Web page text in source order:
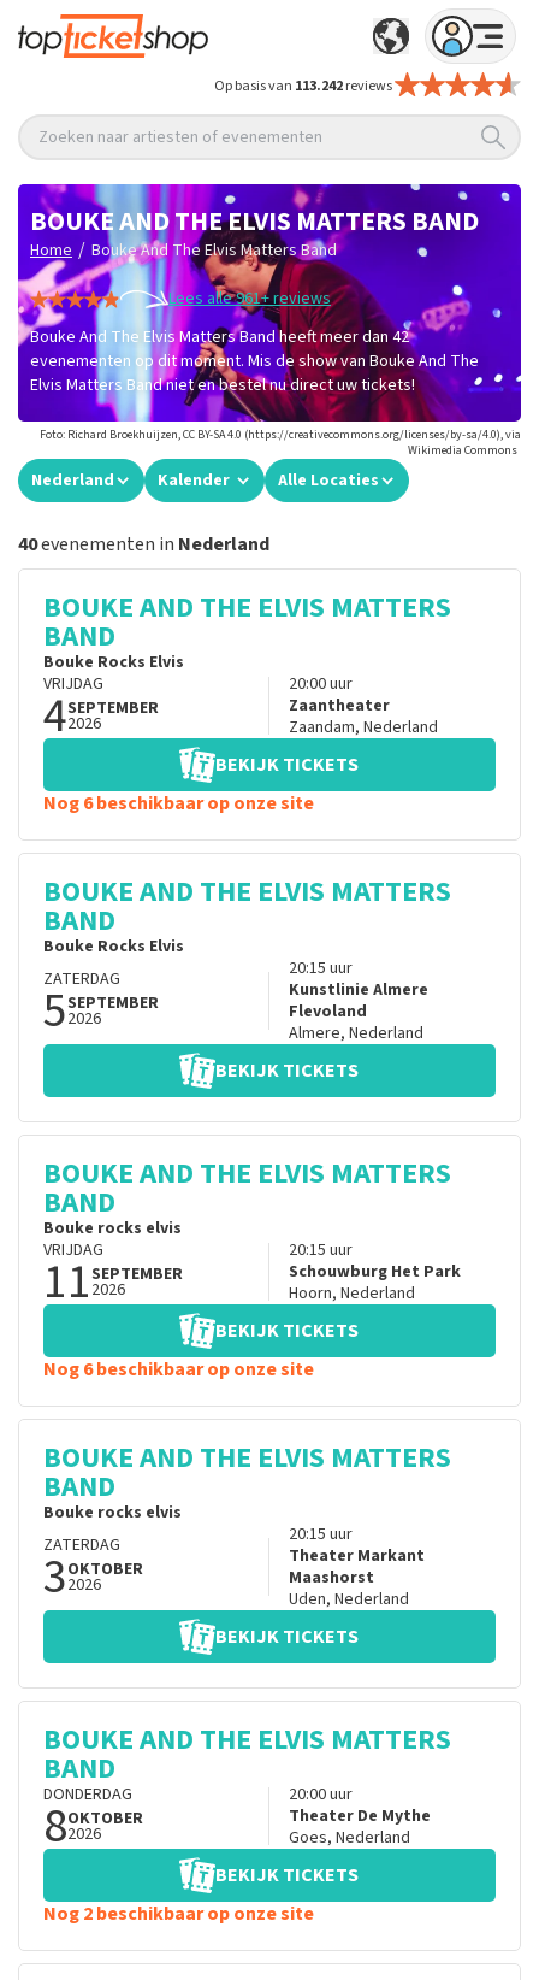
Op basis van 113.242reviews
Zoeken naar artiesten of evenementen
BOUKE AND THE ELVIS MATTERS BAND
Home / Bouke And The Elvis Matters Band
Lees alle 961+ reviews
Bouke And The Elvis Matters Band heeft meer dan 42
evenementen op dit moment. Mis de show van Bouke And The
Elvis Matters Band niet en bestel nu direct uw tickets!
Foto: Richard Broekhuijzen, CC BY-SA 4.0 (https://creativecommons.org/licenses/by-sa/4.0), via
Wikimedia Commons
Nederland Kalender Alle Locaties
40evenementen in Nederland
BOUKE AND THE ELVIS MATTERS
BAND
Bouke Rocks Elvis
VRIJDAG
4SEPTEMBER
2026
20:00uur
Zaantheater
Zaandam, Nederland
BEKIJK TICKETS
Nog 6 beschikbaar op onze site
BOUKE AND THE ELVIS MATTERS
BAND
Bouke Rocks Elvis
ZATERDAG
5SEPTEMBER
2026
20:15 uur
Kunstlinie Almere
Flevoland
Almere, Nederland
BEKIJK TICKETS
BOUKE AND THE ELVIS MATTERS
BAND
Bouke rocks elvis
VRIJDAG
11SEPTEMBER
2026
20:15 uur
Schouwburg Het Park
Hoorn, Nederland
BEKIJK TICKETS
Nog 6 beschikbaar op onze site
BOUKE AND THE ELVIS MATTERS
BAND
Bouke rocks elvis
ZATERDAG
3OKTOBER
2026
20:15 uur
Theater Markant
Maashorst
Uden, Nederland
BEKIJK TICKETS
BOUKE AND THE ELVIS MATTERS
BAND
DONDERDAG
8OKTOBER
2026
20:00uur
Theater De Mythe
Goes, Nederland
BEKIJK TICKETS
Nog 2 beschikbaar op onze site